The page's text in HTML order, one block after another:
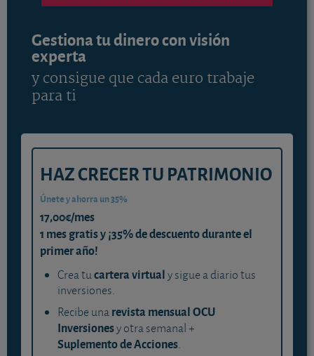
Gestiona tu dinero con visión
experta
y consigue que cada euro trabaje
para ti
HAZ CRECER TU PATRIMONIO
Únete y ahorra un 35%
17,00€/mes
1 mes gratis y ¡35% de descuento durante el
primer año!
Crea tucartera virtualy sigue a diario tus
inversiones.
Recibe unarevista mensual OCU
Inversionesy otra semanal +
Suplemento de Acciones.